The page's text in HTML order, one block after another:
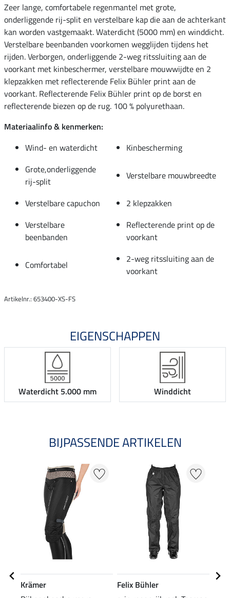
Zeer lange, comfortabele regenmantel met grote,
onderliggende rij-split en verstelbare kap die aan de achterkant
kan worden vastgemaakt. Waterdicht (5000 mm) en winddicht.
Verstelbare beenbanden voorkomen wegglijden tijdens het
rijden. Verborgen, onderliggende 2-weg ritssluiting aan de
voorkant met kinbeschermer, verstelbare mouwwijdte en 2
klepzakken met reflecterende Felix Bühler print aan de
voorkant. Reflecterende Felix Bühler print op de borst en
reflecterende biezen op de rug. 100 % polyurethaan.
Materiaalinfo & kenmerken:
Wind- en waterdicht
Kinbescherming
Grote,onderliggende
rij-split
Verstelbare mouwbreedte
Verstelbare capuchon
2 klepzakken
Verstelbare
beenbanden
Reflecterende print op de
voorkant
Comfortabel
2-weg ritssluiting aan de
voorkant
Artikelnr.: 653400-XS-FS
EIGENSCHAPPEN
Waterdicht 5.000 mm Winddicht
BIJPASSENDE ARTIKELEN
Krämer
Felix Bühler